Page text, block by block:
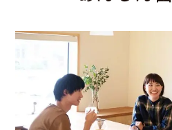
ノ
ベ
ー